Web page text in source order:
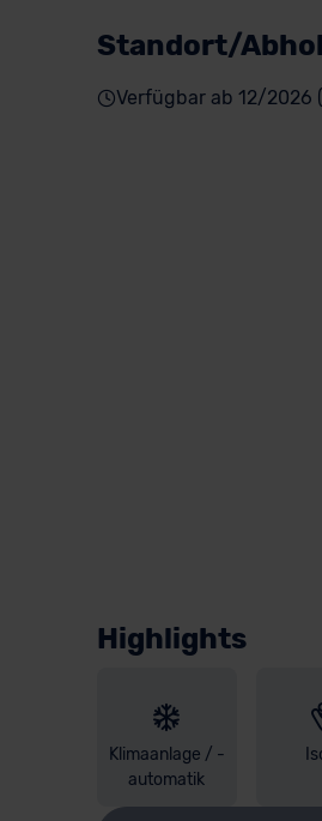
Standort/
Verfügbar ab 12/2026
Highlights
Klimaanlage / -
automatik